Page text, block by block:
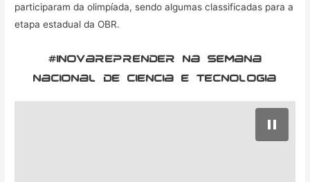
participaram da olimpíada, sendo algumas classificadas para a
etapa estadual da OBR.
#inovareprender na Semana
nacional de ciencia e tecnologia